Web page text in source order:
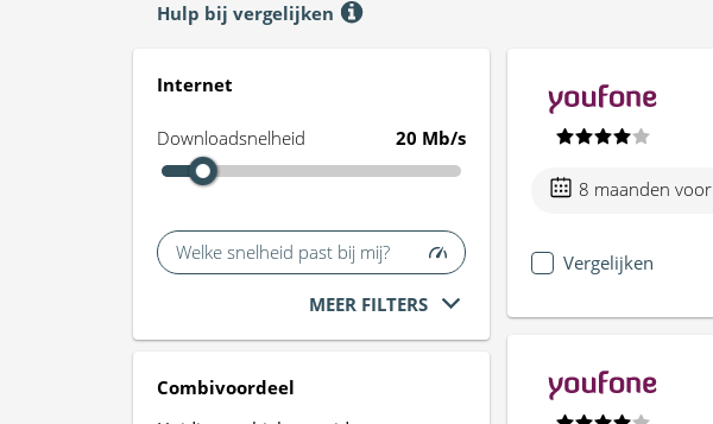
Hulp bij vergelijken
Internet
Downloadsnelheid 20 Mb/s
Welke snelheid past bij mij?
MEER FILTERS
Combivoordeel
8 maanden voor
Vergelijken